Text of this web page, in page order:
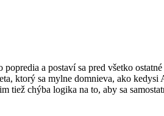
a postaví sa pred všetko
ktorý sa mylne domnieva, ako
tiež chýba logika na to, aby sa